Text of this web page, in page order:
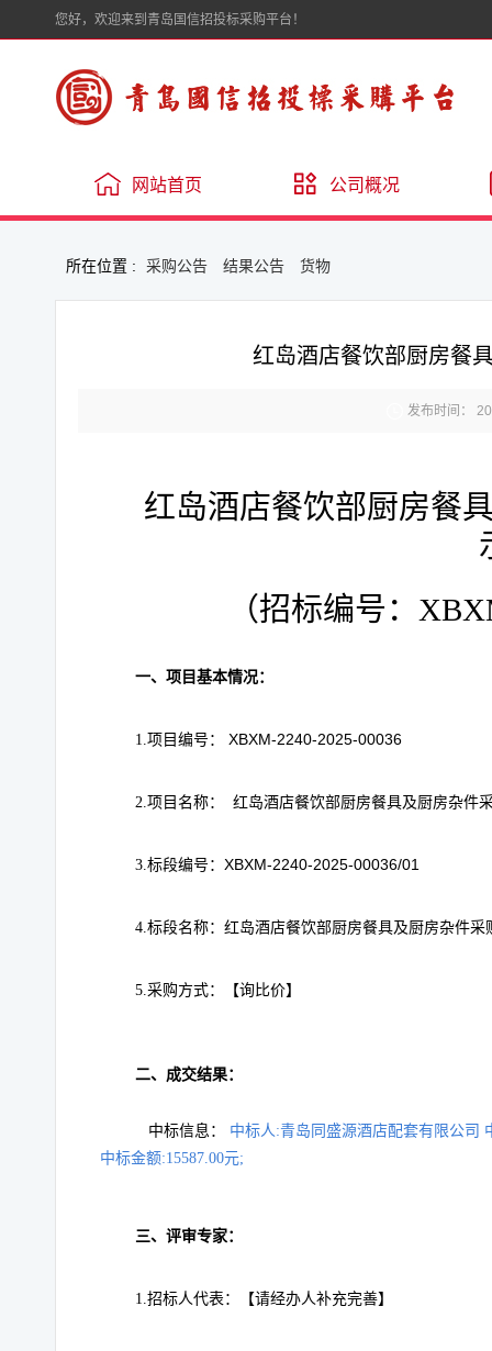
您好，欢迎来到青岛国信招投标采购平台！
网站首页 公司概况
所在位置 : 采购公告 结果公告 货物
红岛酒店餐饮部厨房餐
发布时间：
红岛酒店餐饮部厨房餐
（招标编号：
一、项目基本情况：
1.项目编号： XBXM-2240-2025-00036
2.项目名称： 红岛酒店餐饮部厨房餐具及厨房杂件
3.标段编号： XBXM-2240-2025-00036/01
4.标段名称：红岛酒店餐饮部厨房餐具及厨房杂件采
5.采购方式： 【询比价】
二、成交结果：
中标信息：
中标人:青岛同盛源酒店配套有限公司
中标金额:15587.00元;
三、评审专家：
1.招标人代表：【请经办人补充完善】